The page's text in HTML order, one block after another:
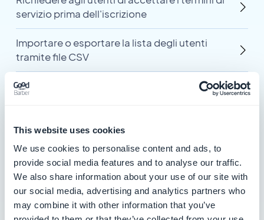
This website uses cookies
We use cookies to personalise content and ads, to
provide social media features and to analyse our traffic.
We also share information about your use of our site with
our social media, advertising and analytics partners who
may combine it with other information that you’ve
servizio prima dell'iscrizione
Importare o esportare la lista degli utenti
tramite file CSV
Registrarsi come sviluppatore Facebook
app native iOS e Android
Configurare l'accesso con Facebook per la tua
Progressive Web App (PWA)
Aggiornare l'accesso con Facebook per la
compatibilità con Android 11